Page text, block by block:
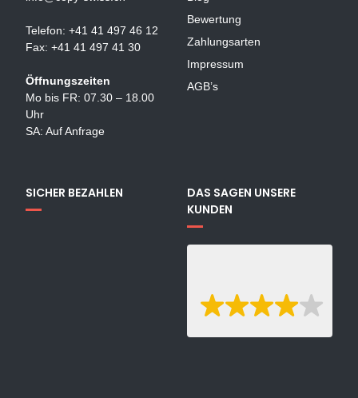
Telefon: +41 41 497 46 12
Fax: +41 41 497 41 30
Öffnungszeiten
Mo bis FR: 07.30 – 18.00
Uhr
SA: Auf Anfrage
Bewertung
Zahlungsarten
Impressum
AGB’s
SICHER BEZAHLEN
DAS SAGEN UNSERE
KUNDEN